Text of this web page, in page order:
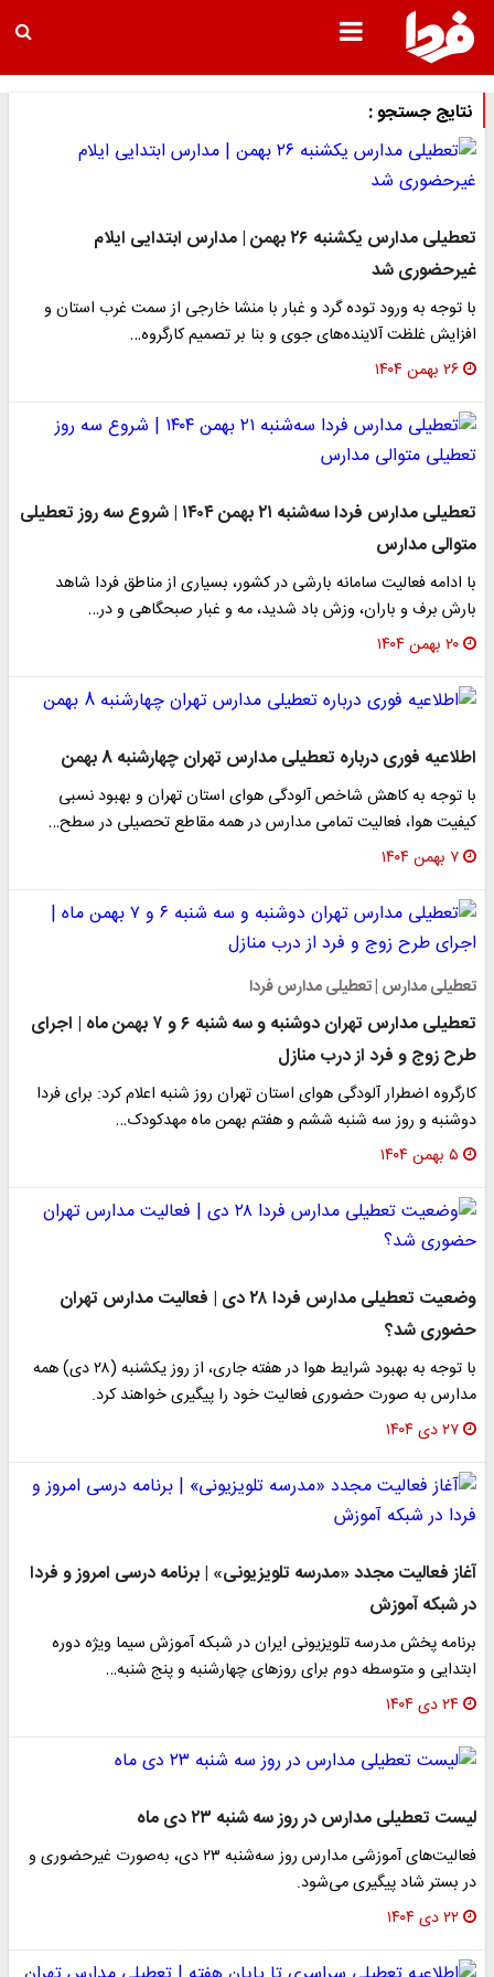
نتایج جستجو :
تعطیلی مدارس یکشنبه ۲۶ بهمن‌ | مدارس ابتدایی ایلام
غیرحضوری شد
با توجه به ورود توده گرد و غبار با منشا خارجی از سمت غرب استان و
افزایش غلظت آلاینده‌های جوی و بنا بر تصمیم کارگروه…
۲۶ بهمن ۱۴۰۴
تعطیلی مدارس فردا سه‌شنبه ۲۱ بهمن ۱۴۰۴ | شروع سه روز تعطیلی
متوالی مدارس
با ادامه فعالیت سامانه بارشی در کشور، بسیاری از مناطق فردا شاهد
بارش برف و باران، وزش باد شدید، مه و غبار صبحگاهی و در…
۲۰ بهمن ۱۴۰۴
اطلاعیه فوری درباره تعطیلی مدارس تهران چهارشنبه 8 بهمن
با توجه به کاهش شاخص آلودگی هوای استان تهران و بهبود نسبی
کیفیت هوا، فعالیت تمامی مدارس در همه مقاطع تحصیلی در سطح…
۷ بهمن ۱۴۰۴
تعطیلی مدارس | تعطیلی مدارس فردا
تعطیلی مدارس تهران دوشنبه و سه شنبه ۶ و ۷ بهمن ماه | اجرای
طرح زوج و فرد از درب منازل
کارگروه اضطرار آلودگی هوای استان تهران روز شنبه اعلام کرد: برای فردا
دوشنبه و روز سه شنبه ششم و هفتم بهمن ماه مهدکودک…
۵ بهمن ۱۴۰۴
وضعیت تعطیلی مدارس فردا ۲۸ دی | فعالیت مدارس تهران
حضوری شد؟
با توجه به بهبود شرایط هوا در هفته جاری، از روز یکشنبه (۲۸ دی) همه
مدارس به صورت حضوری فعالیت خود را پیگیری خواهند کرد.
۲۷ دی ۱۴۰۴
آغاز فعالیت مجدد «مدرسه تلویزیونی» | برنامه درسی امروز و فردا
در شبکه آموزش
برنامه پخش مدرسه تلویزیونی ایران در شبکه آموزش سیما ویژه دوره
ابتدایی و متوسطه دوم برای روزهای چهارشنبه و پنج شنبه…
۲۴ دی ۱۴۰۴
لیست تعطیلی مدارس در روز سه شنبه ۲۳ دی ماه
فعالیت‌های آموزشی مدارس روز سه‌شنبه ۲۳ دی، به‌صورت غیرحضوری و
در بستر شاد پیگیری می‌شود.
۲۲ دی ۱۴۰۴